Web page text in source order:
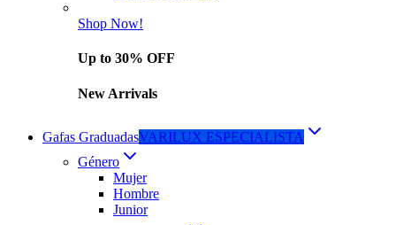
Shop Now!
Up to 30% OFF
New Arrivals
Gafas GraduadasVARILUX ESPECIALISTA
Género
Mujer
Hombre
Junior